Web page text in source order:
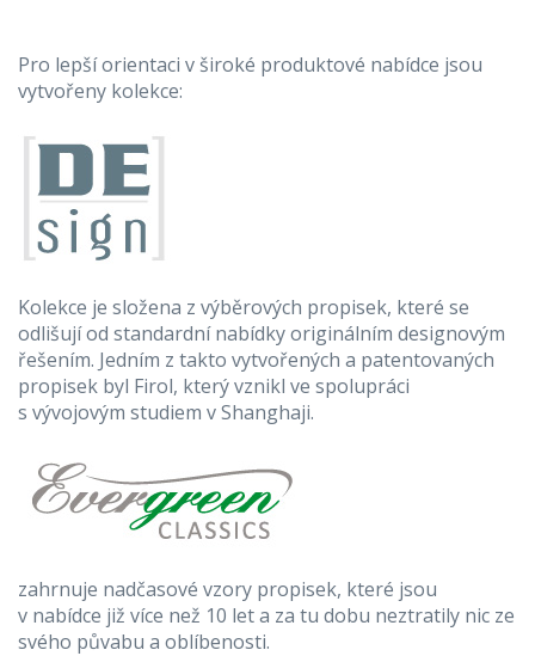
Pro lepší orientaci v široké produktové nabídce jsou
vytvořeny kolekce:
Kolekce je složena z výběrových propisek, které se
odlišují od standardní nabídky originálním designovým
řešením. Jedním z takto vytvořených a patentovaných
propisek byl Firol, který vznikl ve spolupráci
s vývojovým studiem v Shanghaji.
zahrnuje nadčasové vzory propisek, které jsou
v nabídce již více než 10 let a za tu dobu neztratily nic ze
svého půvabu a oblíbenosti.